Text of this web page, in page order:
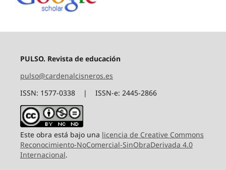
PULSO. Revista de educación
pulso@cardenalcisneros.es
ISSN: 1577-0338 | ISSN-e: 2445-2866
Este obra está bajo una licencia de Creative Commons
Reconocimiento-NoComercial-SinObraDerivada 4.0
Internacional.